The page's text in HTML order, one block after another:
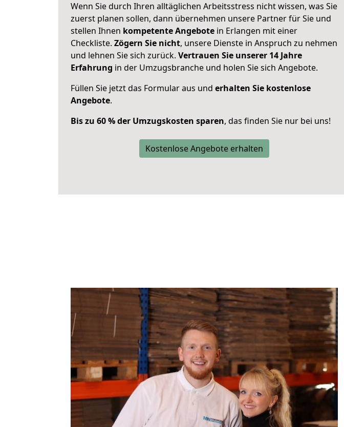
Wenn Sie durch Ihren alltäglichen Arbeitsstress nicht wissen, was Sie
zuerst planen sollen, dann übernehmen unsere Partner für Sie und
stellen Ihnen kompetente Angebote in Erlangen mit einer
Checkliste. Zögern Sie nicht, unsere Dienste in Anspruch zu nehmen
und lehnen Sie sich zurück. Vertrauen Sie unserer 14 Jahre
Erfahrung in der Umzugsbranche und holen Sie sich Angebote.
Füllen Sie jetzt das Formular aus und erhalten Sie kostenlose
Angebote.
Bis zu 60 % der Umzugskosten sparen, das finden Sie nur bei uns!
Kostenlose Angebote erhalten